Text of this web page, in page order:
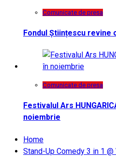
Comunicate de presa
Fondul Științescu revine
Comunicate de presa
Festivalul Ars
noiembrie
Home
Stand-Up Comedy 3 in 1